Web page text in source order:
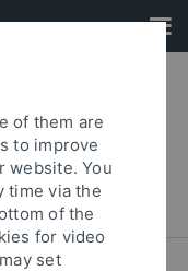
of them are
to improve
website. You
time via the
of the
for video
set